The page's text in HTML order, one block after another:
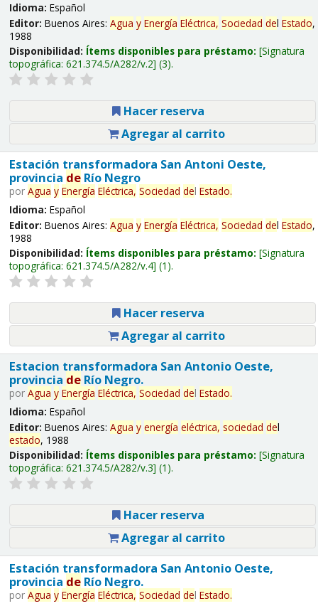
Idioma: Español
Editor: Buenos Aires: Agua y Energía Eléctrica, Sociedad del Estado,
1988
Disponibilidad: Ítems disponibles para préstamo: Signatura
topográfica: 621.374.5/A282/v.2 (3).
Hacer reserva
Agregar al carrito
Estación transformadora San Antoni Oeste,
provincia deRío Negro
por Agua y Energía Eléctrica, Sociedad del Estado.
Idioma: Español
Editor: Buenos Aires: Agua y Energía Eléctrica, Sociedad del Estado,
1988
Disponibilidad: Ítems disponibles para préstamo: Signatura
topográfica: 621.374.5/A282/v.4 (1).
Hacer reserva
Agregar al carrito
Estacion transformadora San Antonio Oeste,
provincia deRío Negro.
por Agua y Energía Eléctrica, Sociedad del Estado.
Idioma: Español
Editor: Buenos Aires: Agua y energía eléctrica, sociedad del
estado, 1988
Disponibilidad: Ítems disponibles para préstamo: Signatura
topográfica: 621.374.5/A282/v.3 (1).
Hacer reserva
Agregar al carrito
Estación transformadora San Antonio Oeste,
provincia deRío Negro.
por Agua y Energía Eléctrica, Sociedad del Estado.